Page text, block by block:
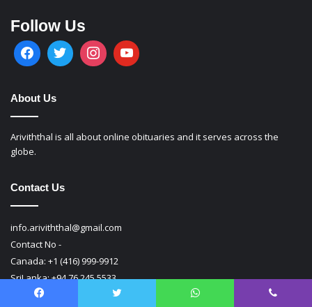
Follow Us
About Us
Ariviththal is all about online obituaries and it serves across the
globe.
Contact Us
info.ariviththal@gmail.com
Contact No -
Canada: +1 (416) 999-9912
SriLanka: +94 76 245 5533